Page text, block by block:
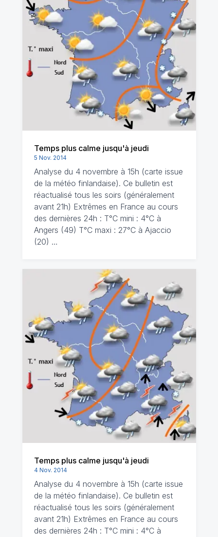
Temps plus calme jusqu'à jeudi
5 Nov. 2014
Analyse du 4 novembre à 15h (carte issue
de la météo finlandaise). Ce bulletin est
réactualisé tous les soirs (généralement
avant 21h) Extrêmes en France au cours
des dernières 24h : T°C mini : 4°C à
Angers (49) T°C maxi : 27°C à Ajaccio
(20) …
Temps plus calme jusqu'à jeudi
4 Nov. 2014
Analyse du 4 novembre à 15h (carte issue
de la météo finlandaise). Ce bulletin est
réactualisé tous les soirs (généralement
avant 21h) Extrêmes en France au cours
des dernières 24h : T°C mini : 4°C à